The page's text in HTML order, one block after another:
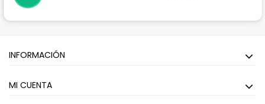
INFORMACIÓN
MI CUENTA